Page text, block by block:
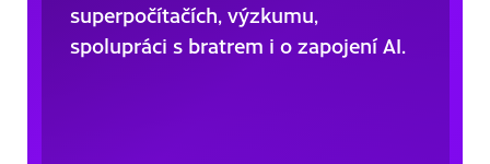
superpočítačích, výzkumu,
spolupráci s bratrem i o zapojení AI.